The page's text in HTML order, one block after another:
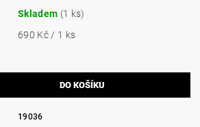
Skladem (1 ks)
690 Kč / 1 ks
19036